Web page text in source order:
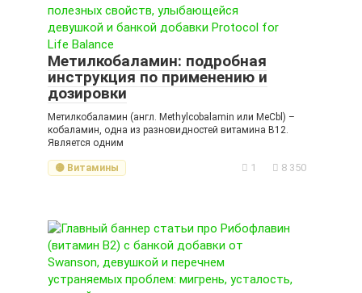
Метилкобаламин: подробная
инструкция по применению и
дозировки
Метилкобаламин (англ. Methylcobalamin или MeCbl) –
кобаламин, одна из разновидностей витамина B12.
Является одним
🟡 Витамины 1 8 350